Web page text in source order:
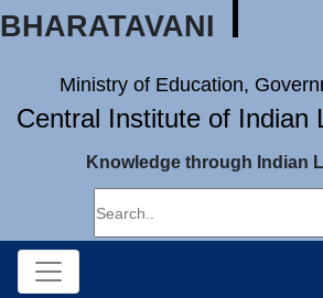
BHARATAVANI
Ministry of Education,
Central Institute of Indian
Knowledge through Indian